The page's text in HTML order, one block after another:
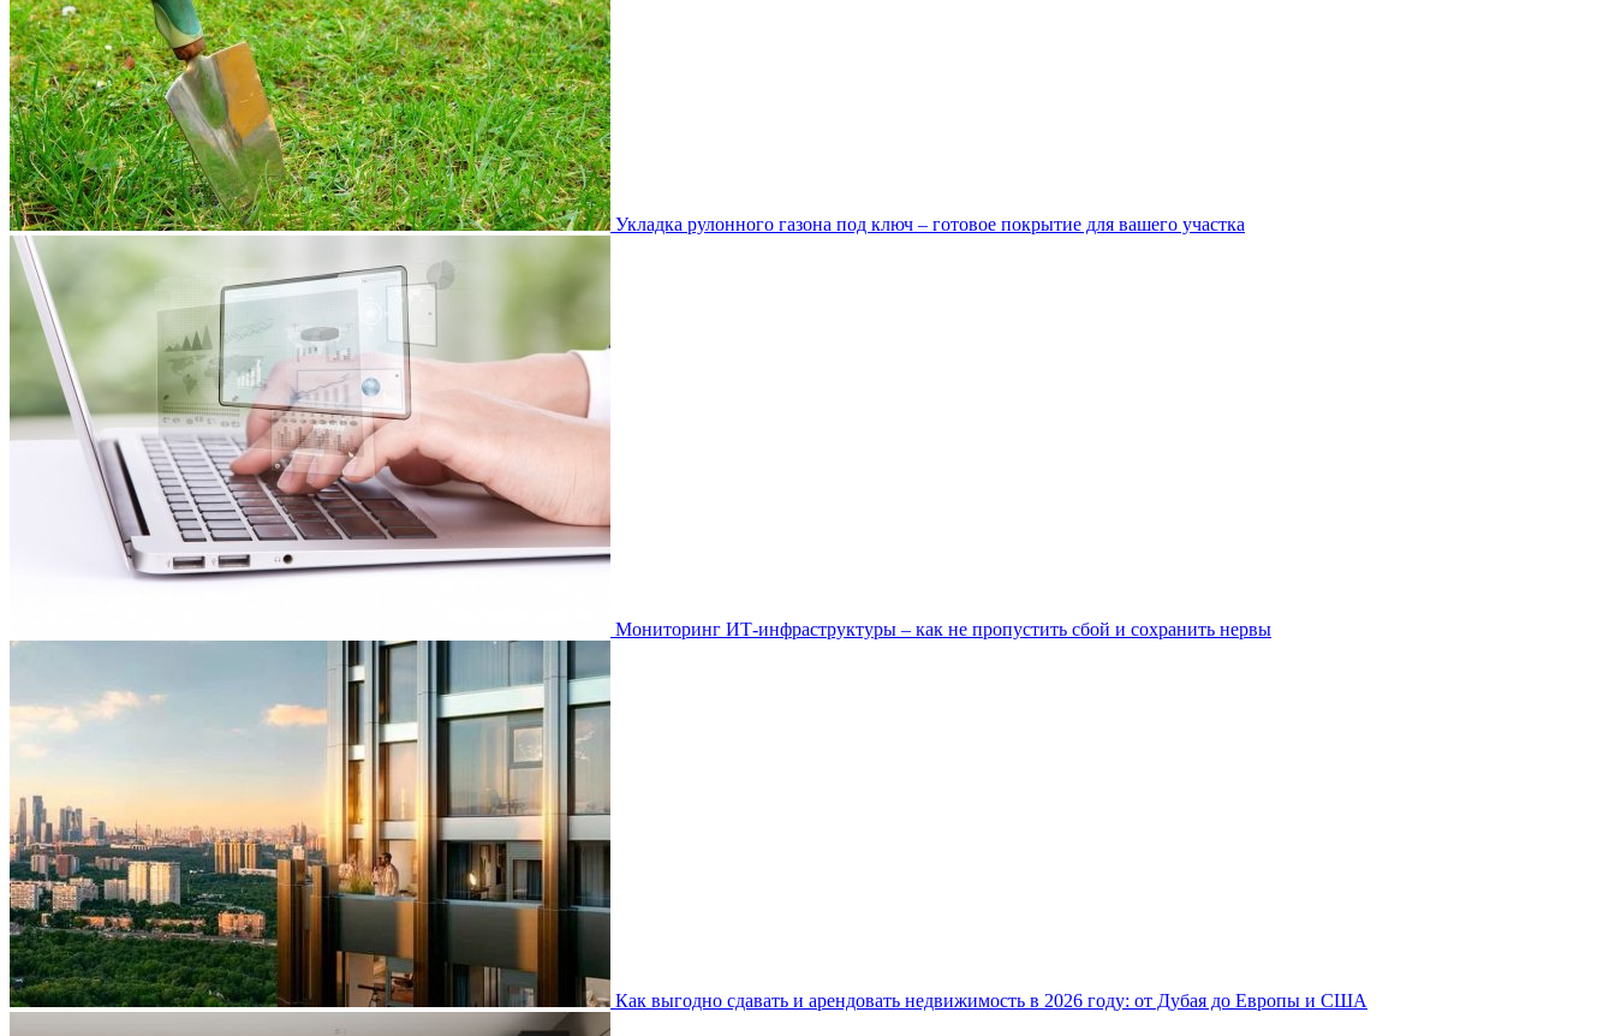
Укладка рулонного газона под ключ – готовое покрытие для вашего участка
Мониторинг ИТ-инфраструктуры – как не пропустить сбой и сохранить нервы
Как выгодно сдавать и арендовать недвижимость в 2026 году: от Дубая до Европы и США